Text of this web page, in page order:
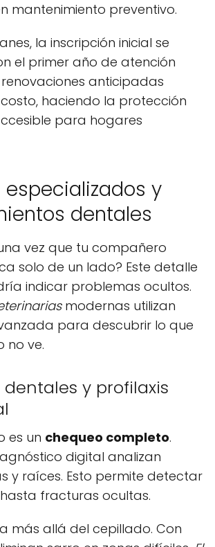
mantenimiento preventivo.
la inscripción inicial se
el primer año de atención
anticipadas
haciendo la protección
para hogares
especializados y
dentales
vez que tu compañero
solo de un lado? Este detalle
indicar problemas ocultos.
modernas utilizan
para descubrir lo que
no ve.
dentales y profilaxis
es un chequeo completo.
digital analizan
y raíces. Esto permite detectar
fracturas ocultas.
más allá del cepillado. Con